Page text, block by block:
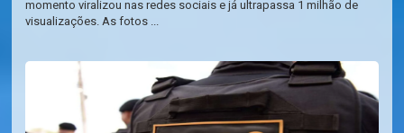
momento viralizou nas redes sociais e já ultrapassa 1 milhão de
visualizações. As fotos ...